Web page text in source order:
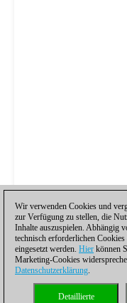
Wir verwenden Cookies und
zur Verfügung zu stellen, die
Inhalte auszuspielen. Abhängig
technisch erforderlichen
eingesetzt werden. Hier können
Marketing-Cookies
Datenschutzerklärung.
Detaillierte